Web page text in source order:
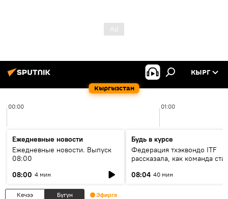
Кыргызстан
КЫРГ
00:00 01:00
Ежедневные новости
Ежедневные новости. Выпуск
08:00
08:00 4 мин
Будь в курсе
Федерация тхэквондо ITF
рассказала, как команда
08:04 40 мин
Кечээ Бүгүн Эфирге